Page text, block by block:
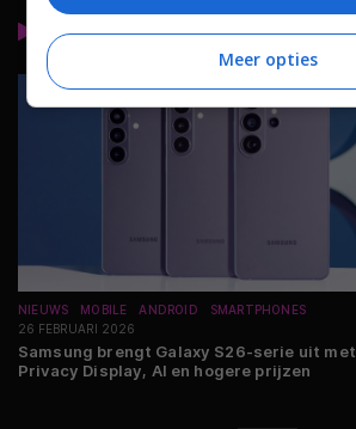
Lees meer
NIEUWS MOBILE ANDROID
SMARTPHONES
26 FEBRUARI 2026
Samsung brengt Galaxy S26-serie uit met
Privacy Display, AI en hogere prijzen
Meer opties